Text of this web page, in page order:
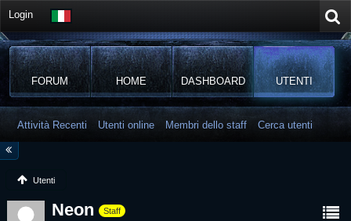
Login
FORUM HOME DASHBOARD UTENTI
Attività Recenti Utenti online Membri dello staff Cerca utenti
Utenti
Neon
Staff